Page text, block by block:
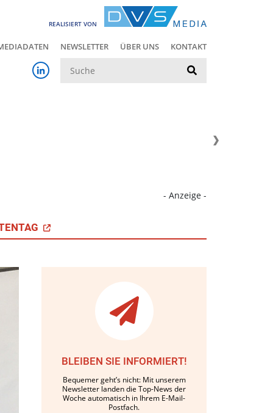
REALISIERT VON
NEWSLETTER ÜBER UNS KONTAKT
- Anzeige -
BLEIBEN SIE INFORMIERT!
Bequemer geht’s nicht: Mit unserem
Newsletter landen die Top-News der
Woche automatisch in Ihrem E-Mail-
Postfach.